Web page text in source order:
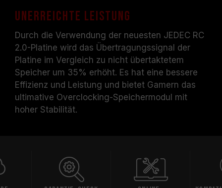
Unerreichte Leistung
Durch die Verwendung der neuesten JEDEC RC
2.0-Platine wird das Übertragungssignal der
Platine im Vergleich zu nicht übertaktetem
Speicher um 35% erhöht. Es hat eine bessere
Effizienz und Leistung und bietet Gamern das
ultimative Overclocking-Speichermodul mit
hoher Stabilität.